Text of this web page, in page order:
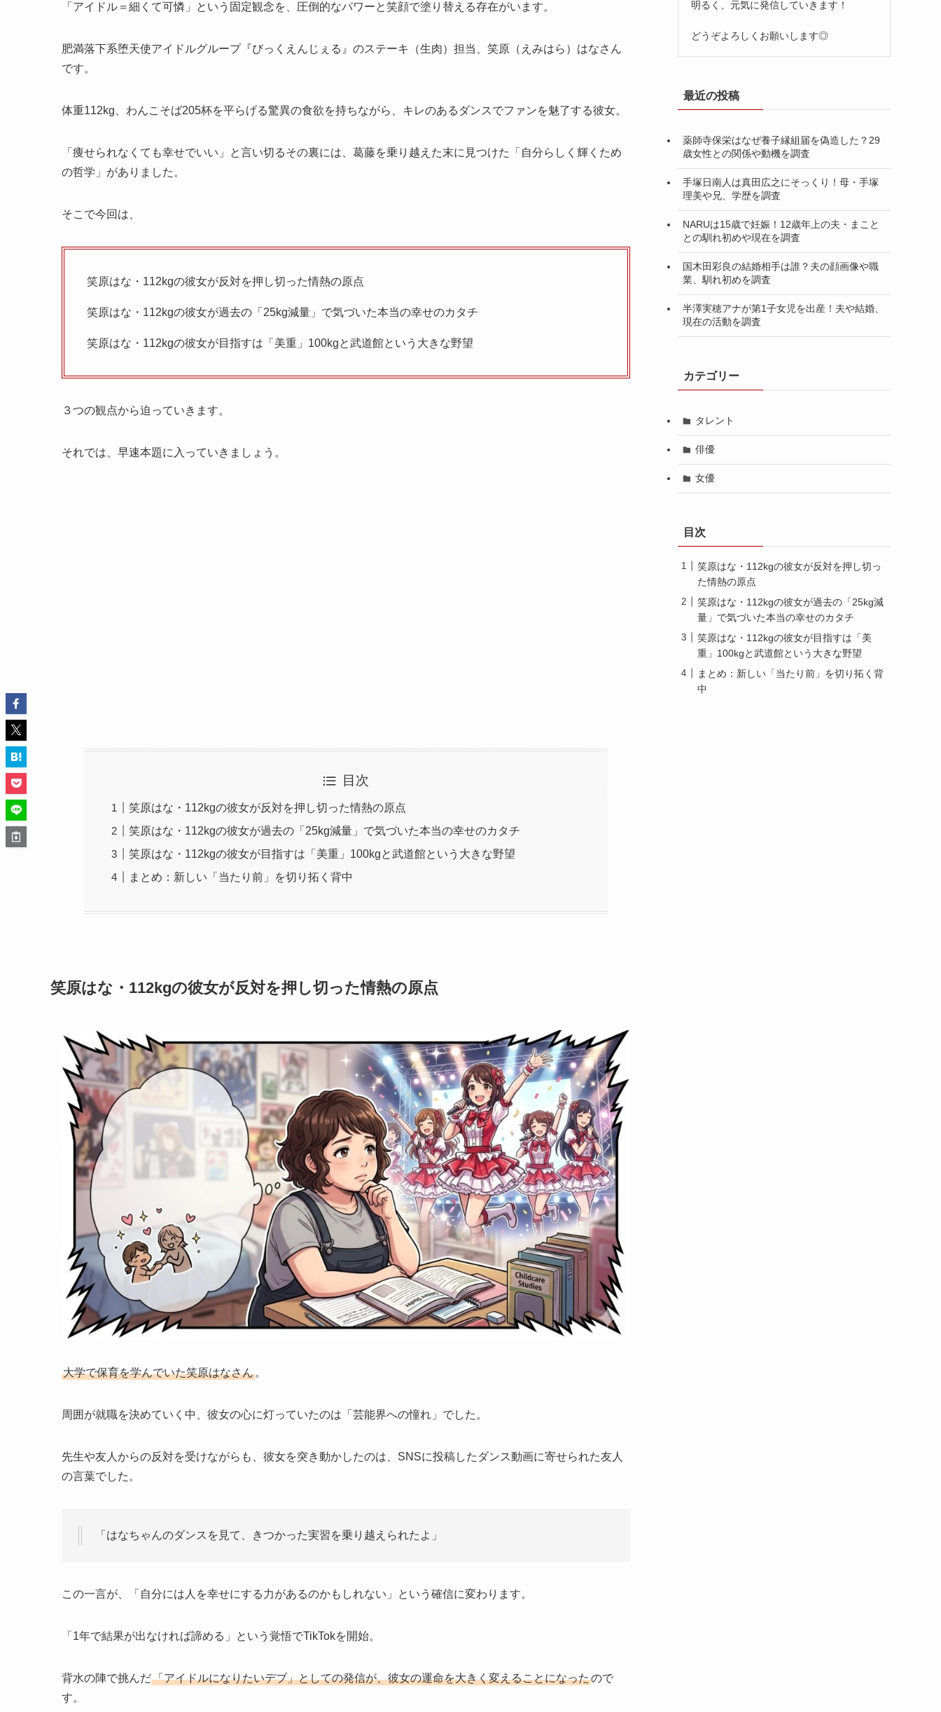
「アイドル＝細くて可憐」という固定観念を、圧倒的なパワーと笑顔で塗り替える存在がいます。
肥満落下系堕天使アイドルグループ『びっくえんじぇる』のステーキ（生肉）担当、笑原（えみはら）はなさん
です。
体重112kg、わんこそば205杯を平らげる驚異の食欲を持ちながら、キレのあるダンスでファンを魅了する彼女。
「痩せられなくても幸せでいい」と言い切るその裏には、葛藤を乗り越えた末に見つけた「自分らしく輝くため
の哲学」がありました。
そこで今回は、
笑原はな・112kgの彼女が反対を押し切った情熱の原点
笑原はな・112kgの彼女が過去の「25kg減量」で気づいた本当の幸せのカタチ
笑原はな・112kgの彼女が目指すは「美重」100kgと武道館という大きな野望
３つの観点から迫っていきます。
それでは、早速本題に入っていきましょう。
目次
笑原はな・112kgの彼女が反対を押し切った情熱の原点
笑原はな・112kgの彼女が過去の「25kg減量」で気づいた本当の幸せのカタチ
笑原はな・112kgの彼女が目指すは「美重」100kgと武道館という大きな野望
まとめ：新しい「当たり前」を切り拓く背中
笑原はな・112kgの彼女が反対を押し切った情熱の原点
大学で保育を学んでいた笑原はなさん 。
周囲が就職を決めていく中、彼女の心に灯っていたのは「芸能界への憧れ」でした。
先生や友人からの反対を受けながらも、彼女を突き動かしたのは、SNSに投稿したダンス動画に寄せられた友人
の言葉でした。
「はなちゃんのダンスを見て、きつかった実習を乗り越えられたよ」
この一言が、「自分には人を幸せにする力があるのかもしれない」という確信に変わります。
「1年で結果が出なければ諦める」という覚悟でTikTokを開始。
背水の陣で挑んだ「アイドルになりたいデブ」としての発信が、彼女の運命を大きく変えることになったので
す。
明るく、元気に発信していきます！
どうぞよろしくお願いします◎
最近の投稿
薬師寺保栄はなぜ養子縁組届を偽造した？29
歳女性との関係や動機を調査
手塚日南人は真田広之にそっくり！母・手塚
理美や兄、学歴を調査
NARUは15歳で妊娠！12歳年上の夫・まこと
との馴れ初めや現在を調査
国木田彩良の結婚相手は誰？夫の顔画像や職
業、馴れ初めを調査
半澤実穂アナが第1子女児を出産！夫や結婚、
現在の活動を調査
カテゴリー
タレント
俳優
女優
目次
笑原はな・112kgの彼女が反対を押し切っ
た情熱の原点
笑原はな・112kgの彼女が過去の「25kg減
量」で気づいた本当の幸せのカタチ
笑原はな・112kgの彼女が目指すは「美
重」100kgと武道館という大きな野望
まとめ：新しい「当たり前」を切り拓く背
中